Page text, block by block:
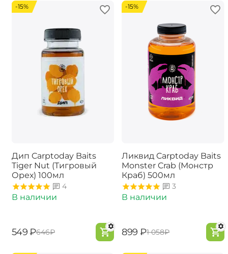
-15%
Дип Carptoday Baits
Tiger Nut (Тигровый
Орех) 100мл
4
В наличии
‍549‍ ₽‍646‍₽
-15%
Ликвид Carptoday Baits
Monster Crab (Монстр
Краб) 500мл
3
В наличии
‍899‍ ₽‍1 058‍₽